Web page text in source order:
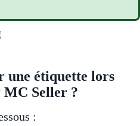
une étiquette lors
MC Seller ?
: